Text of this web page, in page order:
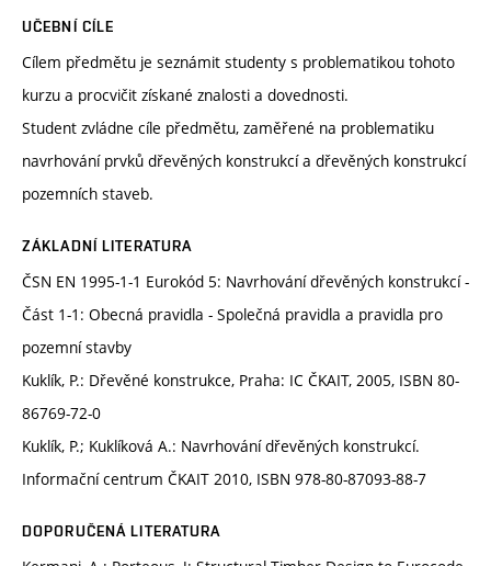
UČEBNÍ CÍLE
Cílem předmětu je seznámit studenty s problematikou tohoto
kurzu a procvičit získané znalosti a dovednosti.
Student zvládne cíle předmětu, zaměřené na problematiku
navrhování prvků dřevěných konstrukcí a dřevěných konstrukcí
pozemních staveb.
ZÁKLADNÍ LITERATURA
ČSN EN 1995-1-1 Eurokód 5: Navrhování dřevěných konstrukcí -
Část 1-1: Obecná pravidla - Společná pravidla a pravidla pro
pozemní stavby
Kuklík, P.: Dřevěné konstrukce, Praha: IC ČKAIT, 2005, ISBN 80-
86769-72-0
Kuklík, P.; Kuklíková A.: Navrhování dřevěných konstrukcí.
Informační centrum ČKAIT 2010, ISBN 978-80-87093-88-7
DOPORUČENÁ LITERATURA